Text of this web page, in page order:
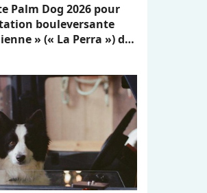
Palm Dog 2026 pour
bouleversante
» (« La Perra ») de